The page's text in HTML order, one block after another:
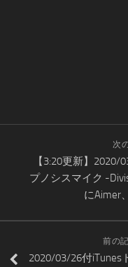
次
【3:20更新】2020/
プノシスマイク -
にAimer
前の
2020/03/26付iTunes